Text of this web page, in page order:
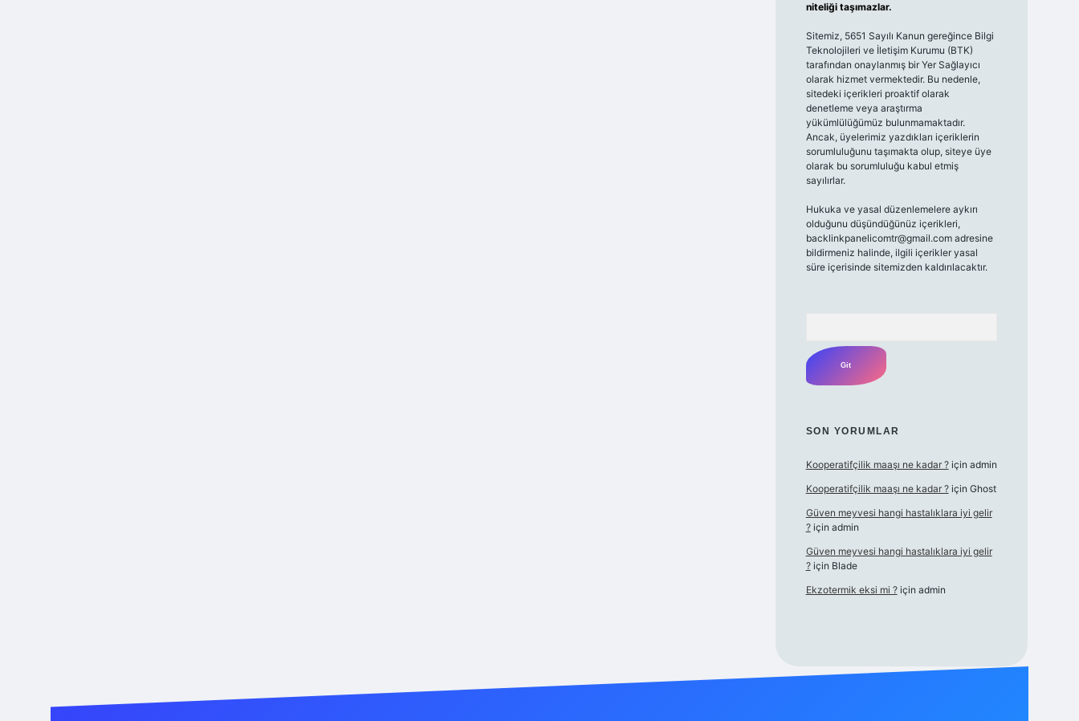
niteliği taşımazlar.
Sitemiz, 5651 Sayılı Kanun gereğince Bilgi
Teknolojileri ve İletişim Kurumu (BTK)
tarafından onaylanmış bir Yer Sağlayıcı
olarak hizmet vermektedir. Bu nedenle,
sitedeki içerikleri proaktif olarak
denetleme veya araştırma
yükümlülüğümüz bulunmamaktadır.
Ancak, üyelerimiz yazdıkları içeriklerin
sorumluluğunu taşımakta olup, siteye üye
olarak bu sorumluluğu kabul etmiş
sayılırlar.
Hukuka ve yasal düzenlemelere aykırı
olduğunu düşündüğünüz içerikleri,
backlinkpanelicomtr@gmail.comadresine
bildirmeniz halinde, ilgili içerikler yasal
süre içerisinde sitemizden kaldırılacaktır.
SON YORUMLAR
Kooperatifçilik maaşı ne kadar ?için admin
Kooperatifçilik maaşı ne kadar ?için Ghost
Güven meyvesi hangi hastalıklara iyi gelir
?için admin
Güven meyvesi hangi hastalıklara iyi gelir
?için Blade
Ekzotermik eksi mi ?için admin